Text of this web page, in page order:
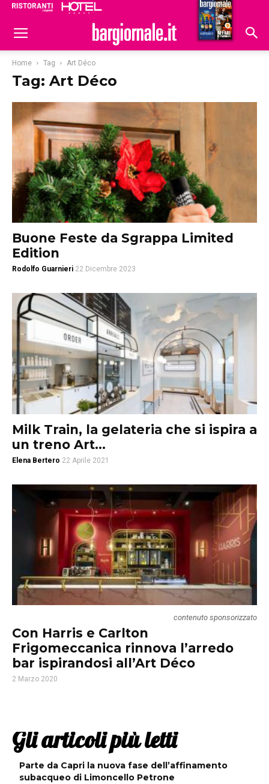
Hoteldomani
Home Tag Art Déco
Tag: Art Déco
Buone Feste da Sgrappa Limited
Edition
Rodolfo Guarnieri 22 Dicembre 2023
Milk Train, la gelateria che si ispira a
un treno Art...
Elena Bertero 22 Aprile 2021
contenuto sponsorizzato
Con Harris e Carlton
Frigomeccanica rinnova l’arredo
bar ispirandosi all’Art Déco
2 Marzo 2020
Gli articoli più letti
Parte da Capri la nuova fase dell’affinamento
subacqueo di Limoncello Petrone